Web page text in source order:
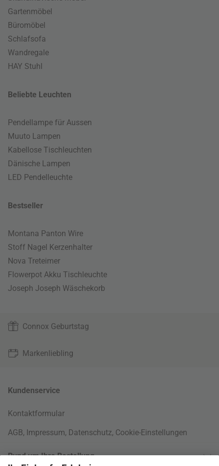
Gartenmöbel
Büromöbel
Schlafsofa
Wandregale
HAY Stuhl
Beliebte Leuchten
Pendellampe für Aussen
Muuto Lampen
Kabellose Tischleuchten
Dänische Lampen
LED Pendelleuchte
Bestseller
Montana Panton Wire
Stoff Nagel Kerzenhalter
Nova Treteimer
Flowerpot Akku Tischleuchte
Joseph Joseph Wäschekorb
Connox Geburtstag
Markenliebling
Kundenservice
Kontaktformular
AGB, Impressum, Datenschutz, Cookie-Einstellungen
Rund um Ihre Bestellung